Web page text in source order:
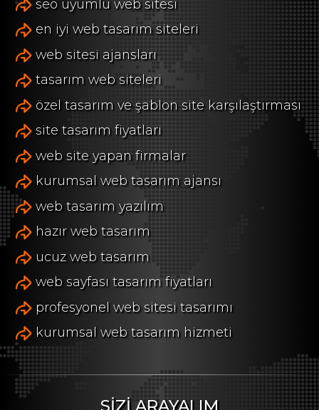
seo uyumlu web sitesi
en iyi web tasarım siteleri
web sitesi ajansları
tasarım web siteleri
özel tasarım ve şablon site karşılaştırması
site tasarım fiyatları
web site yapan firmalar
kurumsal web tasarım ajansı
web tasarım yazılım
hazır web tasarım
ucuz web tasarım
web sayfası tasarım fiyatları
profesyonel web sitesi tasarımı
kurumsal web tasarım hizmeti
SİZİ ARAYALIM